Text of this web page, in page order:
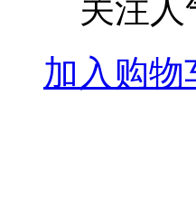
关注人
加入购物